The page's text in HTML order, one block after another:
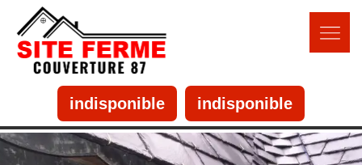
indisponible indisponible